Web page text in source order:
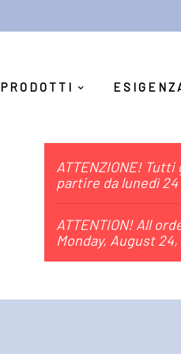
PRODOTTI
ATTENZIONE!
partire da lunedì
ATTENTION! All
Monday, August